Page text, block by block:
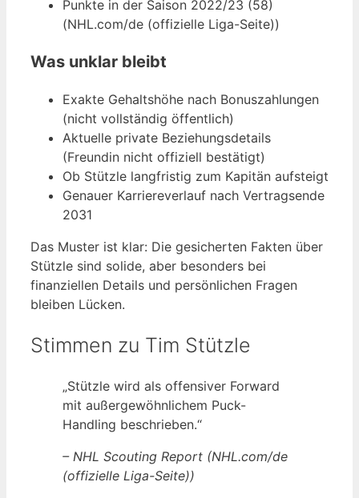
Punkte in der Saison 2022/23 (58)
(NHL.com/de (offizielle Liga-Seite))
Was unklar bleibt
Exakte Gehaltshöhe nach Bonuszahlungen
(nicht vollständig öffentlich)
Aktuelle private Beziehungsdetails
(Freundin nicht offiziell bestätigt)
Ob Stützle langfristig zum Kapitän aufsteigt
Genauer Karriereverlauf nach Vertragsende
2031
Das Muster ist klar: Die gesicherten Fakten über
Stützle sind solide, aber besonders bei
finanziellen Details und persönlichen Fragen
bleiben Lücken.
Stimmen zu Tim Stützle
„Stützle wird als offensiver Forward
mit außergewöhnlichem Puck-
Handling beschrieben.“
– NHL Scouting Report (NHL.com/de
(offizielle Liga-Seite))